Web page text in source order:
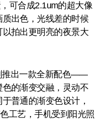
可合成2.1um的超大像
出色，光线差的时候
拍出更明亮的夜景大
出一款全新配色——
的渐变交融，灵动不
普通的渐变色设计，
工艺，手机受到阳光照